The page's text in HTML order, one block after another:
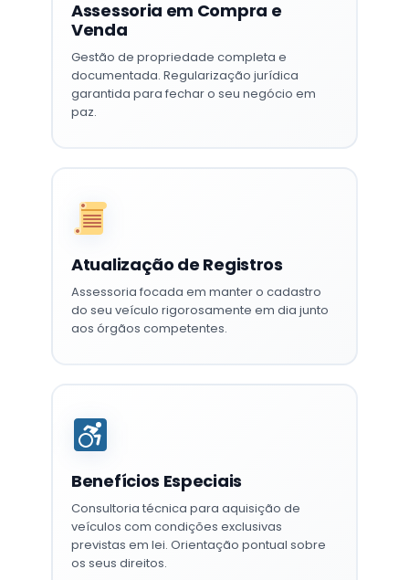
Assessoria em Compra e
Venda
Gestão de propriedade completa e
documentada. Regularização jurídica
garantida para fechar o seu negócio em
paz.
Atualização de Registros
Assessoria focada em manter o cadastro
do seu veículo rigorosamente em dia junto
aos órgãos competentes.
Benefícios Especiais
Consultoria técnica para aquisição de
veículos com condições exclusivas
previstas em lei. Orientação pontual sobre
os seus direitos.